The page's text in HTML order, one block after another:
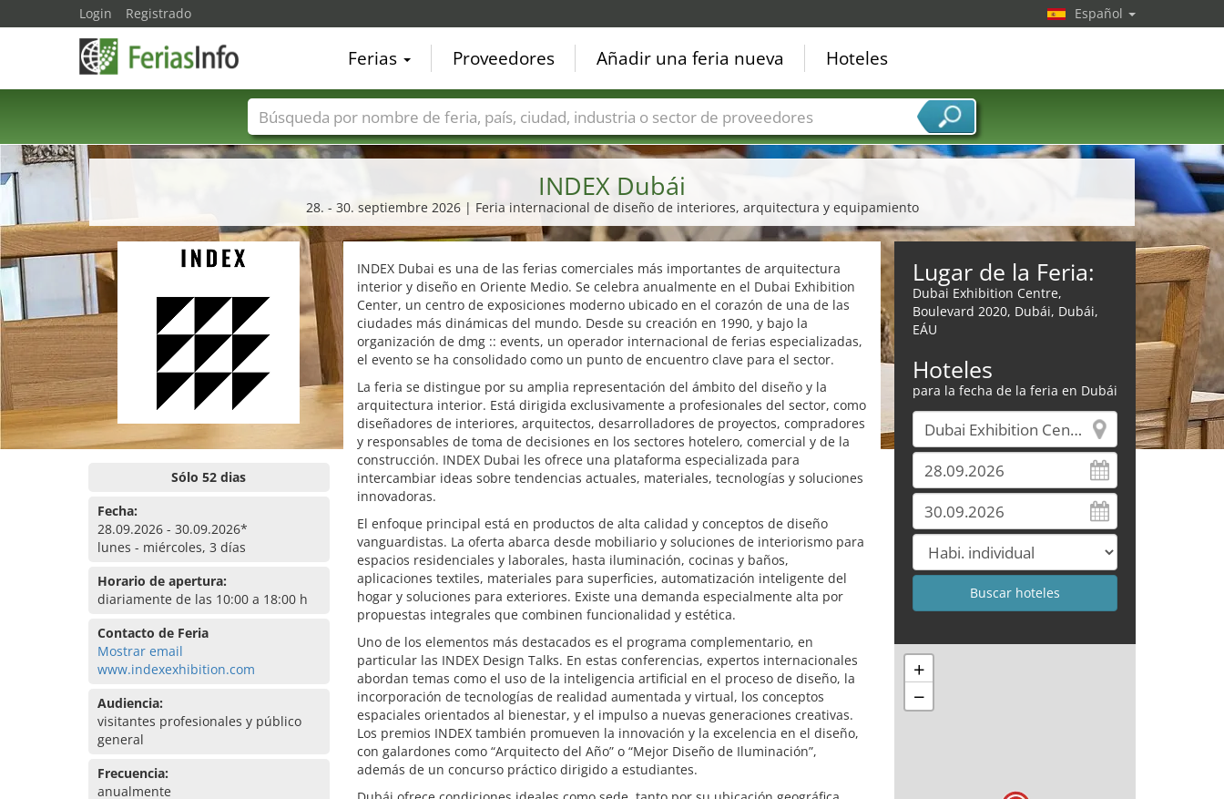
INDEX Dubái
28. - 30. septiembre 2026 | Feria internacional de diseño de interiores, arquitectura y equipamiento
Sólo 52 dias
Fecha:
28.09.2026 - 30.09.2026*
lunes - miércoles, 3 días
Horario de apertura:
diariamente de las 10:00 a 18:00 h
Contacto de Feria
Mostrar email
www.indexexhibition.com
Audiencia:
visitantes profesionales y público
general
Frecuencia:
anualmente
INDEX Dubai es una de las ferias comerciales más importantes de arquitectura
interior y diseño en Oriente Medio. Se celebra anualmente en el Dubai Exhibition
Center, un centro de exposiciones moderno ubicado en el corazón de una de las
ciudades más dinámicas del mundo. Desde su creación en 1990, y bajo la
organización de dmg :: events, un operador internacional de ferias especializadas,
el evento se ha consolidado como un punto de encuentro clave para el sector.
La feria se distingue por su amplia representación del ámbito del diseño y la
arquitectura interior. Está dirigida exclusivamente a profesionales del sector, como
diseñadores de interiores, arquitectos, desarrolladores de proyectos, compradores
y responsables de toma de decisiones en los sectores hotelero, comercial y de la
construcción. INDEX Dubai les ofrece una plataforma especializada para
intercambiar ideas sobre tendencias actuales, materiales, tecnologías y soluciones
innovadoras.
El enfoque principal está en productos de alta calidad y conceptos de diseño
vanguardistas. La oferta abarca desde mobiliario y soluciones de interiorismo para
espacios residenciales y laborales, hasta iluminación, cocinas y baños,
aplicaciones textiles, materiales para superficies, automatización inteligente del
hogar y soluciones para exteriores. Existe una demanda especialmente alta por
propuestas integrales que combinen funcionalidad y estética.
Uno de los elementos más destacados es el programa complementario, en
particular las INDEX Design Talks. En estas conferencias, expertos internacionales
abordan temas como el uso de la inteligencia artificial en el proceso de diseño, la
incorporación de tecnologías de realidad aumentada y virtual, los conceptos
espaciales orientados al bienestar, y el impulso a nuevas generaciones creativas.
Los premios INDEX también promueven la innovación y la excelencia en el diseño,
con galardones como “Arquitecto del Año” o “Mejor Diseño de Iluminación”,
además de un concurso práctico dirigido a estudiantes.
Lugar de la Feria:
Dubai Exhibition Centre,
Boulevard 2020, Dubái, Dubái,
EÁU
Hoteles
para la fecha de la feria en Dubái
+
−
Login Registrado Español
Ferias Proveedores Añadir una feria nueva Hoteles
Nombres de ferias Países Ciudades Sectores de ferias Sectores de proveedor de servicios